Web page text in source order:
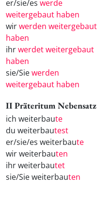
er/sie/es werde
weitergebaut haben
wirwerden weitergebaut
haben
ihrwerdet weitergebaut
haben
sie/Siewerden
weitergebaut haben
II Präteritum Nebensatz
ich weiterbaute
du weiterbautest
er/sie/es weiterbaute
wir weiterbauten
ihr weiterbautet
sie/Sie weiterbauten